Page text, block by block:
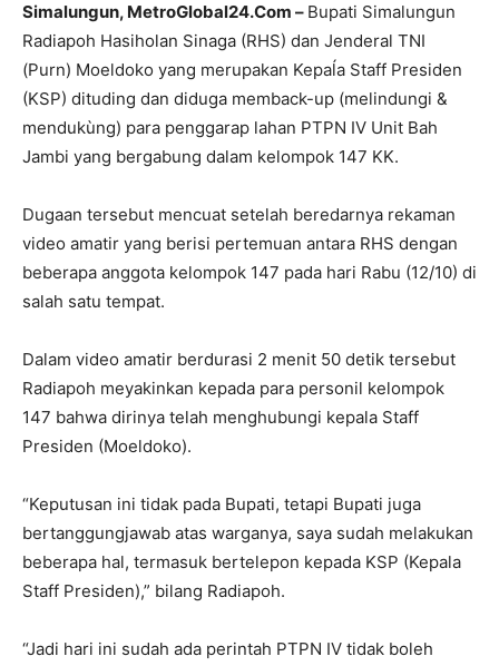
Simalungun, MetroGlobal24.Com – Bupati Simalungun
Radiapoh Hasiholan Sinaga (RHS) dan Jenderal TNI
(Purn) Moeldoko yang merupakan Kepaĺa Staff Presiden
(KSP) dituding dan diduga memback-up (melindungi &
mendukùng) para penggarap lahan PTPN IV Unit Bah
Jambi yang bergabung dalam kelompok 147 KK.
Dugaan tersebut mencuat setelah beredarnya rekaman
video amatir yang berisi pertemuan antara RHS dengan
beberapa anggota kelompok 147 pada hari Rabu (12/10) di
salah satu tempat.
Dalam video amatir berdurasi 2 menit 50 detik tersebut
Radiapoh meyakinkan kepada para personil kelompok
147 bahwa dirinya telah menghubungi kepala Staff
Presiden (Moeldoko).
“Keputusan ini tidak pada Bupati, tetapi Bupati juga
bertanggungjawab atas warganya, saya sudah melakukan
beberapa hal, termasuk bertelepon kepada KSP (Kepala
Staff Presiden),” bilang Radiapoh.
“Jadi hari ini sudah ada perintah PTPN IV tidak boleh